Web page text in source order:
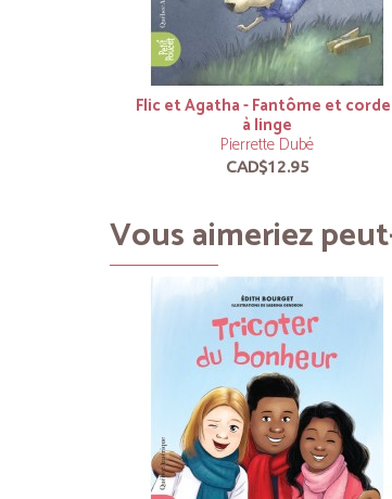
Flic et Agatha - Fantôme et
à linge
Pierrette Dubé
CAD$12.95
Vous aimeriez